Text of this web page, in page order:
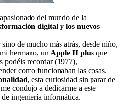
del mundo de la
digital y los nuevos
de mucho más atrás, desde niño,
hermano, un Apple II plus que
podéis recordar (1977),
como funcionaban las cosas.
, esta curiosidad sin parar de
condujo a dedicarme a este
ingeniería informática.